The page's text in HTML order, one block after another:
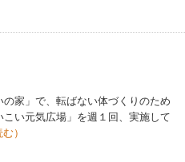
家」で、転ばない体づくりのため
い元気広場」を週１回、実施して
）